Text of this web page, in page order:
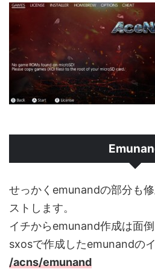
せっかくemunandの部分も
ストします。
イチからemunand作成は面
sxosで作成したemunandの
/acns/emunand